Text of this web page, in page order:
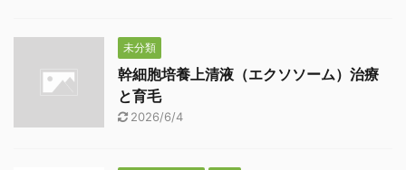
未分類
幹細胞培養上清液（エクソソーム）治療
と育毛
2026/6/4